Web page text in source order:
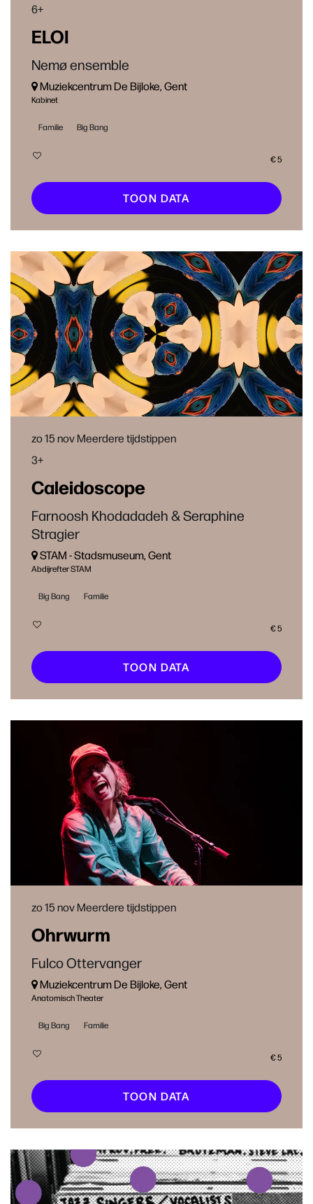
ELOI
Nemø ensemble
6+
Muziekcentrum De Bijloke, Gent
Kabinet
Familie Big Bang
€ 5
TOON DATA
Caleidoscope
Farnoosh Khodadadeh & Seraphine
Stragier
3+
zo 15 novMeerdere tijdstippen
STAM - Stads­mu­se­um, Gent
Abdijrefter STAM
Big Bang Familie
€ 5
TOON DATA
Ohrwurm
Fulco Ottervanger
zo 15 novMeerdere tijdstippen
Muziekcentrum De Bijloke, Gent
Anatomisch Theater
Big Bang Familie
€ 5
TOON DATA